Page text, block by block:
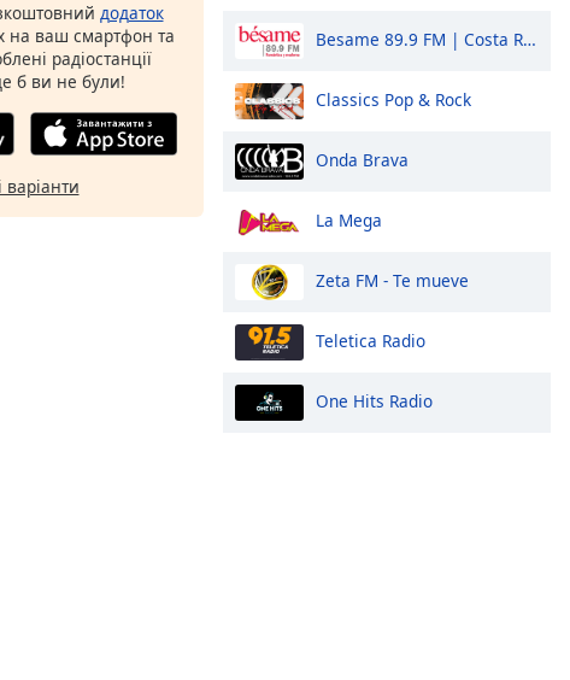
додаток
на ваш смартфон та
радіостанції
б ви не були!
варіанти
Besame 89.9 FM | Costa Rica
Classics Pop & Rock
Onda Brava
La Mega
Zeta FM - Te mueve
Teletica Radio
One Hits Radio